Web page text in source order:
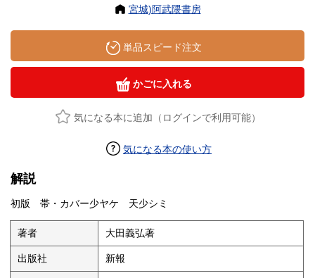
宮城)阿武隈書房
単品スピード注文
かごに入れる
気になる本に追加（ログインで利用可能）
気になる本の使い方
解説
初版 帯・カバー少ヤケ 天少シミ
著者 大田義弘著
出版社 新報